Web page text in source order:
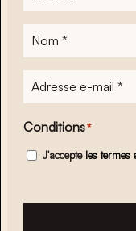
Nom
Adresse
e-
mail*
Conditions*
J'accepte les termes